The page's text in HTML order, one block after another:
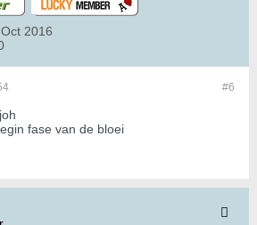
Oct 2016
#6
fase van de bloei